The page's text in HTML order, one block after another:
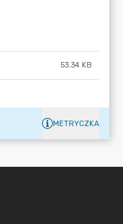
53.34 KB
METRYCZKA